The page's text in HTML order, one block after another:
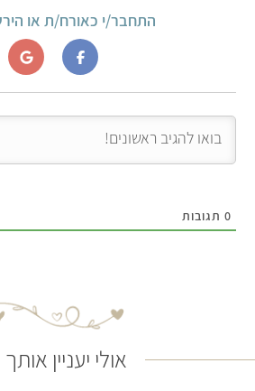
התחבר/י כאורח/ת או
0 תגובות
אולי יעניין